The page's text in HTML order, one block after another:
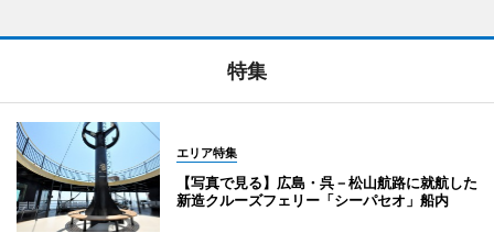
特集
エリア特集
【写真で見る】広島・呉－松山航路に就航した
新造クルーズフェリー「シーパセオ」船内